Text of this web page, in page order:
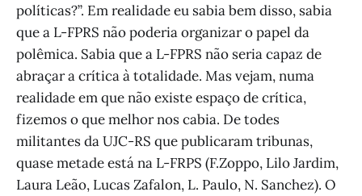
políticas?”. Em realidade eu sabia bem disso, sabia
que a L-FPRS não poderia organizar o papel da
polêmica. Sabia que a L-FPRS não seria capaz de
abraçar a crítica à totalidade. Mas vejam, numa
realidade em que não existe espaço de crítica,
fizemos o que melhor nos cabia. De todes
militantes da UJC-RS que publicaram tribunas,
quase metade está na L-FRPS (F.Zoppo, Lilo Jardim,
Laura Leão, Lucas Zafalon, L. Paulo, N. Sanchez). O